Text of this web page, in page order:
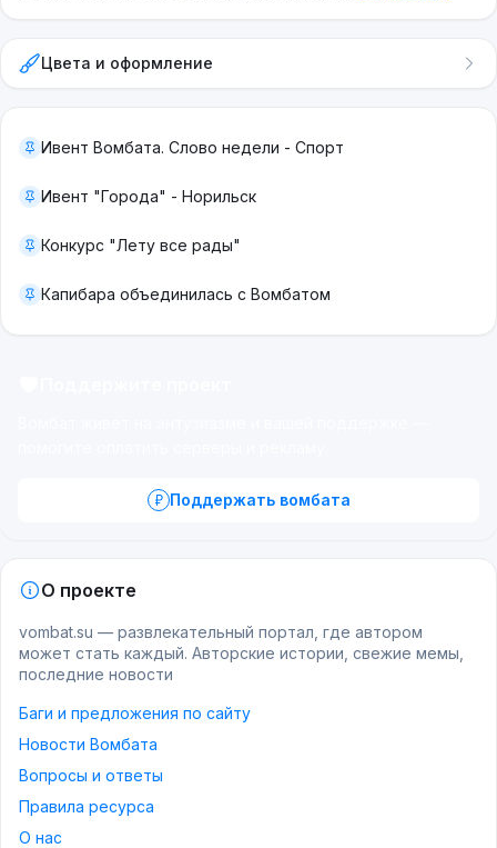
Цвета и оформление
Ивент Вомбата. Слово недели - Спорт
Ивент "Города" - Норильск
Конкурс "Лету все рады"
Капибара объединилась с Вомбатом
Поддержать вомбата
О проекте
vombat.su — развлекательный портал, где автором
может стать каждый. Авторские истории, свежие мемы,
последние новости
Баги и предложения по сайту
Новости Вомбата
Вопросы и ответы
Правила ресурса
О нас